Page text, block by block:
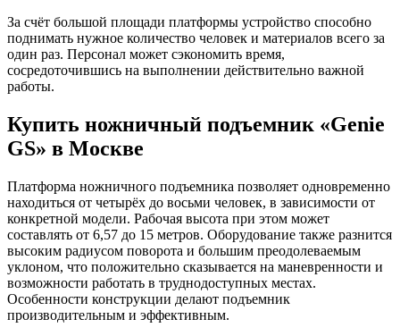
За счёт большой площади платформы устройство способно
поднимать нужное количество человек и материалов всего за
один раз. Персонал может сэкономить время,
сосредоточившись на выполнении действительно важной
работы.
Купить ножничный подъемник «Genie
GS» в Москве
Платформа ножничного подъемника позволяет одновременно
находиться от четырёх до восьми человек, в зависимости от
конкретной модели. Рабочая высота при этом может
составлять от 6,57 до 15 метров. Оборудование также разнится
высоким радиусом поворота и большим преодолеваемым
уклоном, что положительно сказывается на маневренности и
возможности работать в труднодоступных местах.
Особенности конструкции делают подъемник
производительным и эффективным.